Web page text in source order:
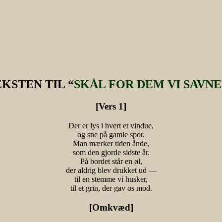
TIL “SKÅL FOR DEM VI
[Vers 1]
Der er lys i hvert et vindue,
og sne på gamle spor.
Man mærker tiden ånde,
som den gjorde sidste år.
På bordet står en øl,
der aldrig blev drukket ud —
til en stemme vi husker,
til et grin, der gav os mod.
[Omkvæd]